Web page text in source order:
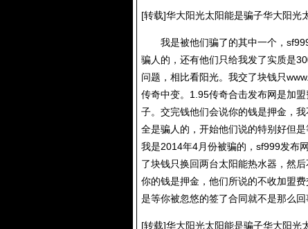
[转载]华大阳光太阳能是骗子华大阳光
我是被他们骗了的其中一个，sf999
骗人的，还有他们只给我发了实质是
问题，相比看阳光。我交了块钱只
传奇中变。1.95传奇合击发布网是加
子。交完钱他们会说你的钱是押金，
全是骗人的，开始他们说的特别好但
我是2014年4月份被骗的， sf999发布
了块钱只换回两台太阳能热水器，然
你的钱是押金，他们所说的不收加盟
是等你被忽悠的签了合同就不是那么回
[转载]华大阳光太阳能是骗子华大阳